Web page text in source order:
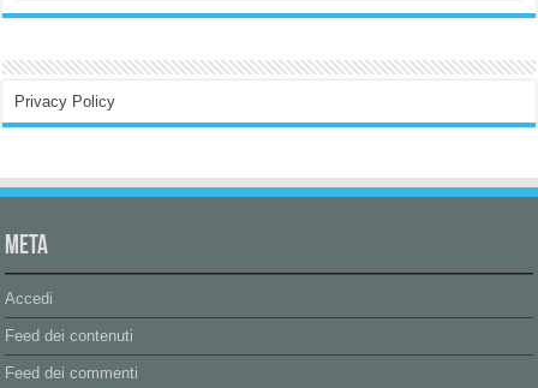
Privacy Policy
Meta
Accedi
Feed dei contenuti
Feed dei commenti